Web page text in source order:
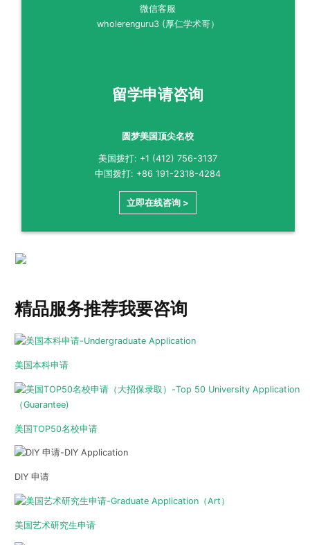
微信客服
wholerenguru3 (厚仁学术哥）
留学申请咨询
圆梦美国顶尖名校
美国拨打: +1 (412) 756-3137
中国拨打: +86 191-2318-4284
立即在线咨询 >
精品服务推荐我要咨询
美国本科申请
美国TOP50名校申请
DIY 申请
美国艺术研究生申请